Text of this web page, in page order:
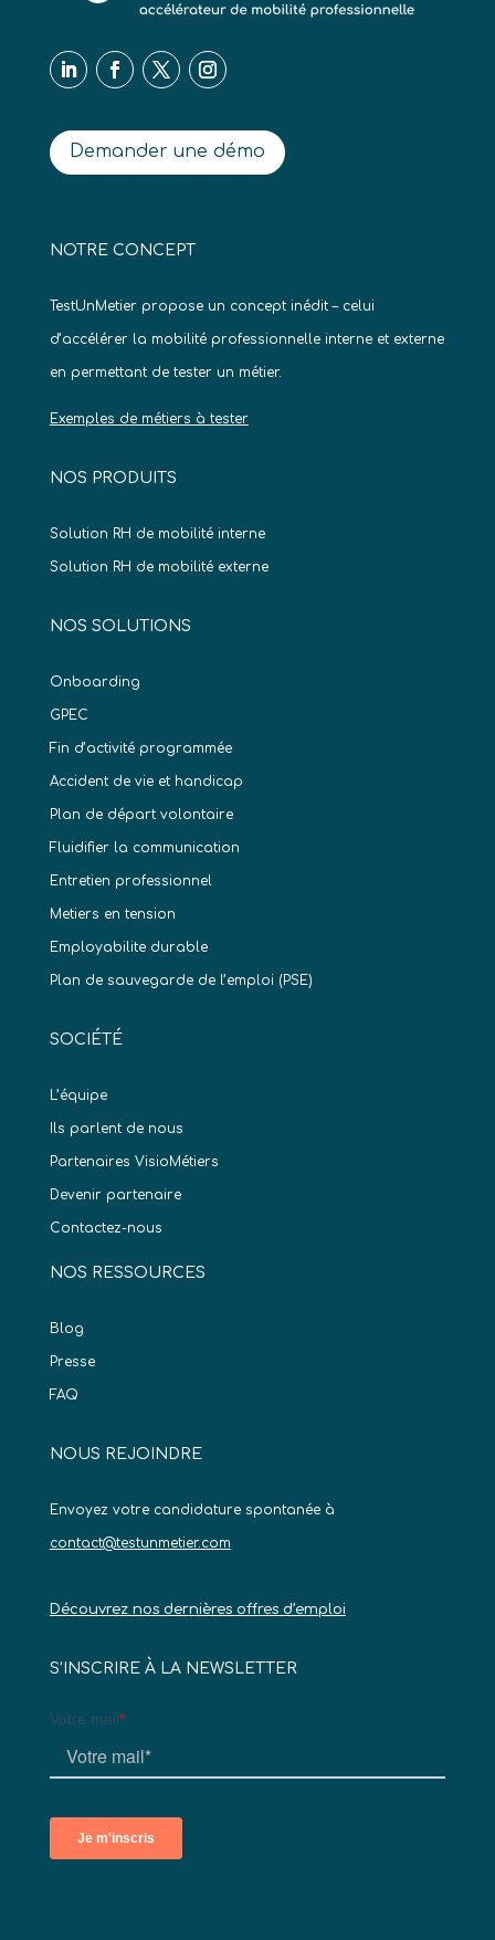
Demander une démo
NOTRE CONCEPT
TestUnMetier propose un concept inédit – celui
d’accélérer la mobilité professionnelle interne et externe
en permettant de tester un métier.
Exemples de métiers à tester
NOS PRODUITS
Solution RH de mobilité interne
Solution RH de mobilité externe
NOS SOLUTIONS
Onboarding
GPEC
Fin d’activité programmée
Accident de vie et handicap
Plan de départ volontaire
Fluidifier la communication
Entretien professionnel
Metiers en tension
Employabilite durable
Plan de sauvegarde de l’emploi (PSE)
SOCIÉTÉ
L’équipe
Ils parlent de nous
Partenaires VisioMétiers
Devenir partenaire
Contactez-nous
NOS RESSOURCES
Blog
Presse
FAQ
NOUS REJOINDRE
Envoyez votre candidature spontanée à
contact@testunmetier.com
Découvrez nos dernières offres d’emploi
S’INSCRIRE À LA NEWSLETTER